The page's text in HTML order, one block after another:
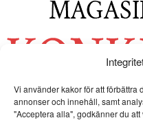
Vi använder kakor för att
annonser och innehåll, samt
"Acceptera alla", godkänner du att